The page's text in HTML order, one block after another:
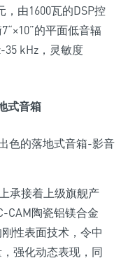
，由1600瓦的DSP控
的平面低音辐
35 kHz，灵敏度
式音箱
承接着上级旗舰产
CAM陶瓷铝镁合金
性表面技术，令中
强化动态表现，同